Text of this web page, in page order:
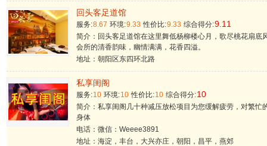
回头客足道馆
服务:8.67 环境:9.33 性价比:9.33 综合得分:9.11
简介：回头客足道馆在这里舞低杨柳楼心月，歌尽桃花扇底
会所的清香韵味，幽情满满，花香四溢。
地址：朝阳区东四环北路
私享闺阁
服务:10 环境:10 性价比:10 综合得分:10
简介：私享闺阁​几十种减压放松项目为您缓解疲劳，对繁忙
身体
电话：微信：Weeee3891
地址：海淀，丰台，大兴亦庄，朝阳，昌平，燕郊